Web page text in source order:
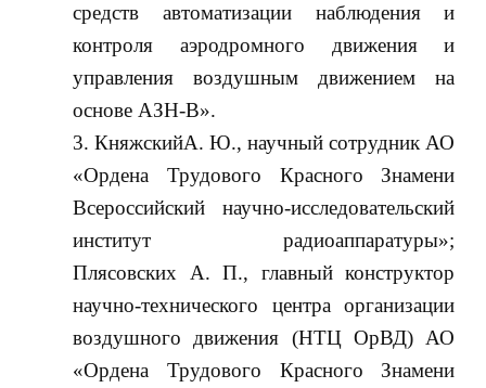
средств автоматизации наблюдения и
контроля аэродромного движения и
управления воздушным движением на
основе АЗН-В».
КняжскийА. Ю., научный сотрудник АО
«Ордена Трудового Красного Знамени
Всероссийский научно-исследовательский
институт радиоаппаратуры»;
Плясовских А. П., главный конструктор
научно-технического центра организации
воздушного движения (НТЦ ОрВД) АО
«Ордена Трудового Красного Знамени